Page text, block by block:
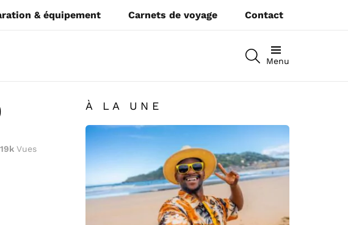
& équipement Carnets de voyage Contact
RECHERCHEZ
Menu
19k Vues
À LA UNE